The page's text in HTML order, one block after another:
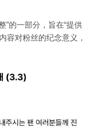
”的一部分，旨在“提供
容对粉丝的纪念意义，